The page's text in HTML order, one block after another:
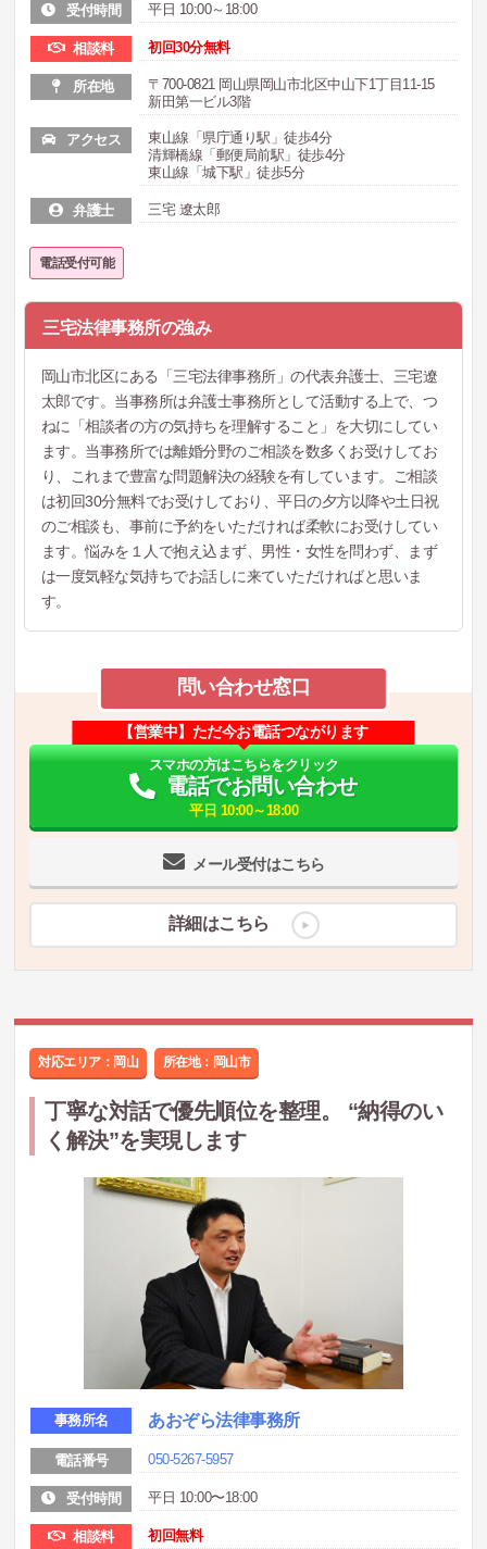
受付時間 平日 10:00～18:00
相談料 初回30分無料
所在地
〒700-0821 岡山県岡山市北区中山下1丁目11-15
新田第一ビル3階
アクセス
東山線「県庁通り駅」徒歩4分
清輝橋線「郵便局前駅」徒歩4分
東山線「城下駅」徒歩5分
弁護士 三宅 遼太郎
電話受付可能
三宅法律事務所の強み
岡山市北区にある「三宅法律事務所」の代表弁護士、三宅遼
太郎です。当事務所は弁護士事務所として活動する上で、つ
ねに「相談者の方の気持ちを理解すること」を大切にしてい
ます。当事務所では離婚分野のご相談を数多くお受けしてお
り、これまで豊富な問題解決の経験を有しています。ご相談
は初回30分無料でお受けしており、平日の夕方以降や土日祝
のご相談も、事前に予約をいただければ柔軟にお受けしてい
ます。悩みを１人で抱え込まず、男性・女性を問わず、まず
は一度気軽な気持ちでお話しに来ていただければと思いま
す。
問い合わせ窓口
メール受付はこちら
【営業中】ただ今お電話つながります
スマホの方はこちらをクリック
電話でお問い合わせ
平日 10:00～18:00
詳細はこちら
対応エリア：岡山 所在地： 岡山市
丁寧な対話で優先順位を整理。 “納得のい
く解決”を実現します
事務所名 あおぞら法律事務所
電話番号 050-5267-5957
受付時間 平日 10:00〜18:00
相談料 初回無料